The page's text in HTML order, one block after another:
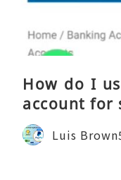
How do I
account for
Luis